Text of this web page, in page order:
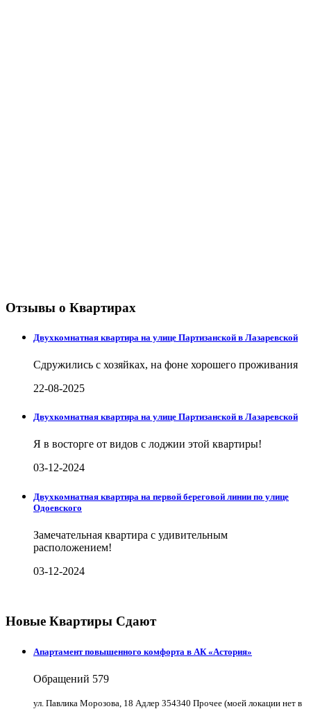
Отзывы о Квартирах
Двухкомнатная квартира на улице Партизанской в Лазаревской
Сдружились с хозяйках, на фоне хорошего проживания
22-08-2025
Двухкомнатная квартира на улице Партизанской в Лазаревской
Я в восторге от видов с лоджии этой квартиры!
03-12-2024
Двухкомнатная квартира на первой береговой линии по улице
Одоевского
Замечательная квартира с удивительным
расположением!
03-12-2024
Новые Квартиры Сдают
Апартамент повышенного комфорта в АК «Астория»
Обращений 579
ул. Павлика Морозова, 18 Адлер 354340 Прочее (моей локации нет в